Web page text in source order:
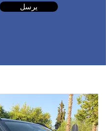
يرسل